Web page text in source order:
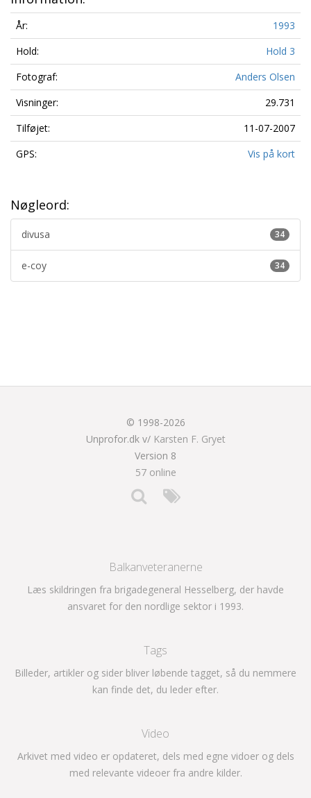
År:
1993
Hold:
Hold 3
Fotograf:
Anders Olsen
Visninger:
29.731
Tilføjet:
11-07-2007
GPS:
Vis på kort
Nøgleord:
34
divusa
34
e-coy
© 1998-2026
Unprofor.dk v/ Karsten F. Gryet
Version 8
57 online
Balkanveteranerne
Læs skildringen fra brigadegeneral Hesselberg, der havde
ansvaret for den nordlige sektor i 1993.
Tags
Billeder, artikler og sider bliver løbende tagget, så du nemmere
kan finde det, du leder efter.
Video
Arkivet med video er opdateret, dels med egne vidoer og dels
med relevante videoer fra andre kilder.